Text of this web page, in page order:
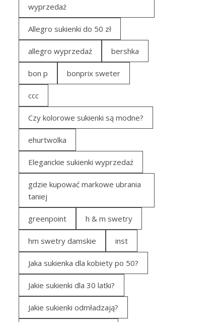
wyprzedaż
Allegro sukienki do 50 zł
allegro wyprzedaż bershka
bon p bonprix sweter
ccc
Czy kolorowe sukienki są modne?
ehurtwolka
Eleganckie sukienki wyprzedaż
gdzie kupować markowe ubrania
taniej
greenpoint h & m swetry
hm swetry damskie inst
Jaka sukienka dla kobiety po 50?
Jakie sukienki dla 30 latki?
Jakie sukienki odmładzają?